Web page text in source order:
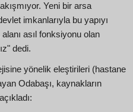
Yeni bir arsa
imkanlarıyla bu yapıyı
asıl fonksiyonu olan
dedi.
yönelik eleştirileri (hastane
Odabaşı, kaynakların